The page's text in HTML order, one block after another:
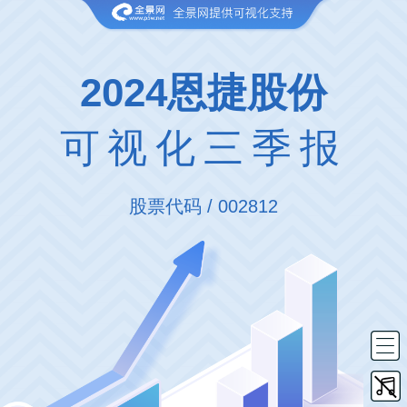
2024恩捷股份
可视化三季报
股票代码 / 002812